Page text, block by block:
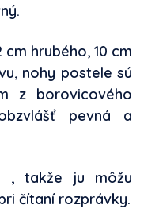
hrubého, 10 cm
nohy postele sú
z borovicového
pevná a
, takže ju môžu
čítaní rozprávky.